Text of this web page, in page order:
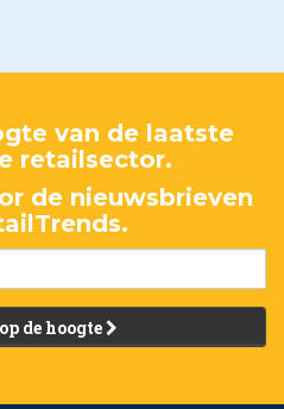
van de laatste
retailsector.
de nieuwsbrieven
de hoogte